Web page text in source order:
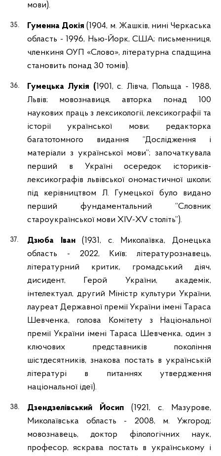
мови).
Гуменна Докія (1904, м. Жашків, нині Черкаська
область - 1996, Нью-Йорк, США; письменниця,
членкиня ОУП «Слово», літературна спадщина
становить понад 30 томів).
Гумецька Лукія (1901, с. Лівча, Польща - 1988,
Львів; мовознавиця, авторка понад 100
наукових праць з лексикології, лексикографії та
історії української мови; редакторка
багатотомного видання “Дослідження і
матеріали з української мови”; започаткувала
перший в Україні осередок істориків-
лексикографів львівської ономастичної школи;
під керівництвом Л. Гумецької було видано
перший фундаментальний “Словник
староукраїнської мови XIV-XV століть”).
Дзюба Іван(1931, с. Миколаївка, Донецька
область - 2022, Київ; літературознавець,
літературний критик, громадський діяч,
дисидент, Герой України, академік,
інтелектуал, другий Міністр культури України,
лауреат Державної премії України імені Тараса
Шевченка, голова Комітету з Національної
премії України імені Тараса Шевченка, один з
ключових представників покоління
шістдесятників, знакова постать в українській
літературі в питаннях утвердження
національної ідеї).
Дзендзелівський Йосип (1921, с. Мазурове,
Миколаївська область - 2008, м. Ужгород;
мовознавець, доктор філологічних наук,
професор, яскрава постать в українському і